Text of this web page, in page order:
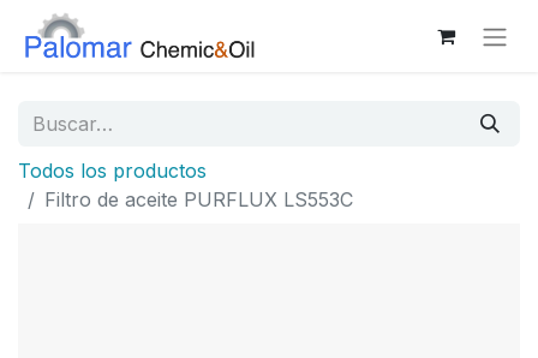
Todos los productos
Filtro de aceite PURFLUX LS553C